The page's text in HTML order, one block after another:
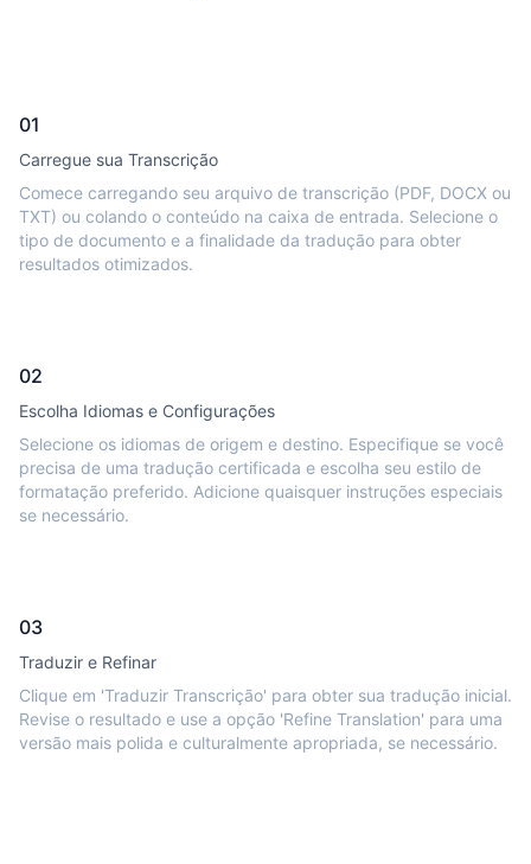
01
Carregue sua Transcrição
Comece carregando seu arquivo de transcrição (PDF, DOCX ou
TXT) ou colando o conteúdo na caixa de entrada. Selecione o
tipo de documento e a finalidade da tradução para obter
resultados otimizados.
02
Escolha Idiomas e Configurações
Selecione os idiomas de origem e destino. Especifique se você
precisa de uma tradução certificada e escolha seu estilo de
formatação preferido. Adicione quaisquer instruções especiais
se necessário.
03
Traduzir e Refinar
Clique em 'Traduzir Transcrição' para obter sua tradução inicial.
Revise o resultado e use a opção 'Refine Translation' para uma
versão mais polida e culturalmente apropriada, se necessário.